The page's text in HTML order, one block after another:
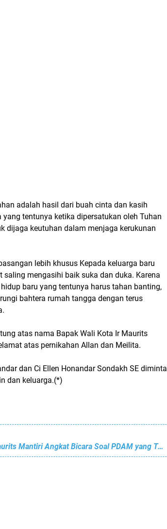
adalah hasil dari buah cinta dan kasih
tentunya ketika dipersatukan oleh Tuhan
dijaga keutuhan dalam menjaga kerukunan
lebih khusus Kepada keluarga baru
mengasihi baik suka dan duka. Karena
baru yang tentunya harus tahan banting,
bahtera rumah tangga dengan terus
atas nama Bapak Wali Kota Ir Maurits
atas pernikahan Allan dan Meilita.
dan Ci Ellen Honandar Sondakh SE diminta
dan keluarga.(*)
Kabar Terkini Wali Kota Maurits Mantiri Angkat Bicara Soal PDAM yang Tersandung Kasus di Polda Sulut